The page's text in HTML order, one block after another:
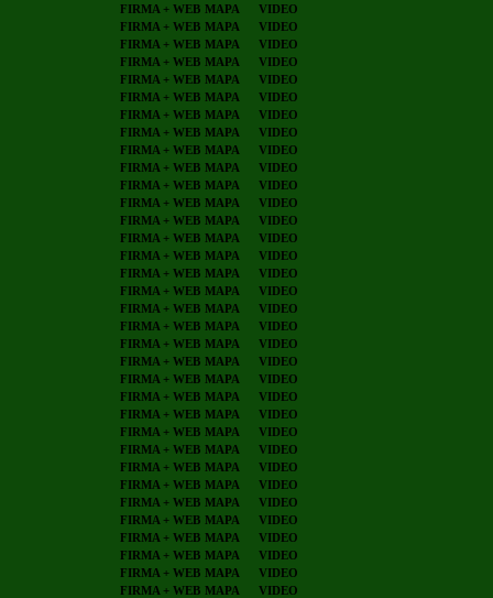
FIRMA + WEB MAPA
VIDEO
FIRMA + WEB MAPA
VIDEO
FIRMA + WEB MAPA
VIDEO
FIRMA + WEB MAPA
VIDEO
FIRMA + WEB MAPA
VIDEO
FIRMA + WEB MAPA
VIDEO
FIRMA + WEB MAPA
VIDEO
FIRMA + WEB MAPA
VIDEO
FIRMA + WEB MAPA
VIDEO
FIRMA + WEB MAPA
VIDEO
FIRMA + WEB MAPA
VIDEO
FIRMA + WEB MAPA
VIDEO
FIRMA + WEB MAPA
VIDEO
FIRMA + WEB MAPA
VIDEO
FIRMA + WEB MAPA
VIDEO
FIRMA + WEB MAPA
VIDEO
FIRMA + WEB MAPA
VIDEO
FIRMA + WEB MAPA
VIDEO
FIRMA + WEB MAPA
VIDEO
FIRMA + WEB MAPA
VIDEO
FIRMA + WEB MAPA
VIDEO
FIRMA + WEB MAPA
VIDEO
FIRMA + WEB MAPA
VIDEO
FIRMA + WEB MAPA
VIDEO
FIRMA + WEB MAPA
VIDEO
FIRMA + WEB MAPA
VIDEO
FIRMA + WEB MAPA
VIDEO
FIRMA + WEB MAPA
VIDEO
FIRMA + WEB MAPA
VIDEO
FIRMA + WEB MAPA
VIDEO
FIRMA + WEB MAPA
VIDEO
FIRMA + WEB MAPA
VIDEO
FIRMA + WEB MAPA
VIDEO
FIRMA + WEB MAPA
VIDEO